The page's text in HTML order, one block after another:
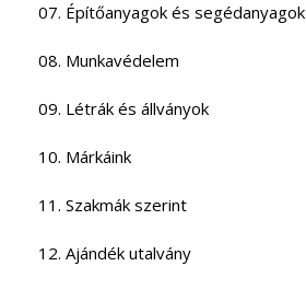
07. Építőanyagok és segédanyagok
08. Munkavédelem
09. Létrák és állványok
10. Márkáink
11. Szakmák szerint
12. Ajándék utalvány